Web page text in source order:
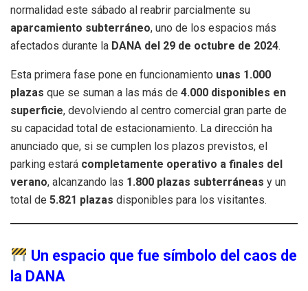
normalidad este sábado al reabrir parcialmente su
aparcamiento subterráneo, uno de los espacios más
afectados durante la DANA del 29 de octubre de 2024.
Esta primera fase pone en funcionamiento unas 1.000
plazas que se suman a las más de 4.000 disponibles en
superficie, devolviendo al centro comercial gran parte de
su capacidad total de estacionamiento. La dirección ha
anunciado que, si se cumplen los plazos previstos, el
parking estará completamente operativo a finales del
verano, alcanzando las 1.800 plazas subterráneas y un
total de 5.821 plazas disponibles para los visitantes.
Un espacio que fue símbolo del caos de
la DANA